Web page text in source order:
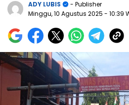
ADY LUBIS
- Publisher
Minggu, 10 Agustus 2025 - 10:39